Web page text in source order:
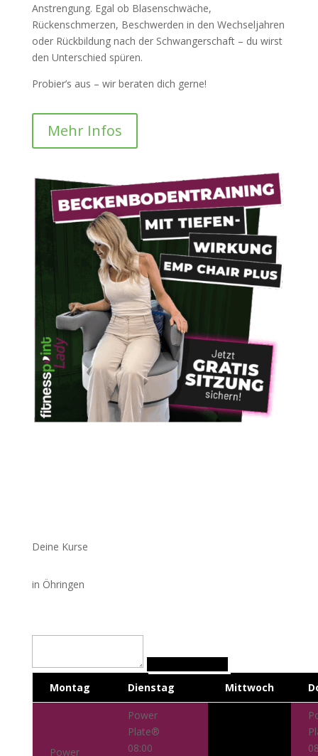
Anstrengung. Egal ob Blasenschwäche,
Rückenschmerzen, Beschwerden in den Wechseljahren
oder Rückbildung nach der Schwangerschaft – du wirst
den Unterschied spüren.
Probier’s aus – wir beraten dich gerne!
Mehr Infos
Deine Kurse
in Öhringen
Montag Dienstag Mittwoch
Power
Power
Plate®
08:00